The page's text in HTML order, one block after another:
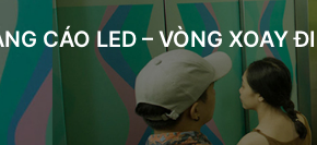
CÁO LED – VÒNG XOAY